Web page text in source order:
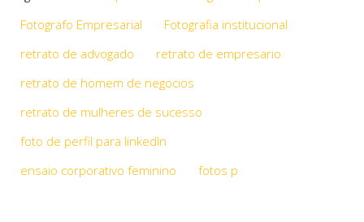
Fotografo Empresarial
Fotografia institucional
retrato de advogado
retrato de empresario
retrato de homem de negocios
retrato de mulheres de sucesso
foto de perfil para linkedIn
ensaio corporativo feminino
fotos p